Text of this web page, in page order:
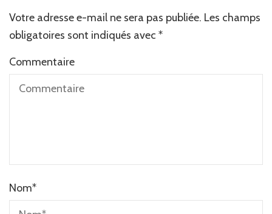
Votre adresse e-mail ne sera pas publiée. Les champs
obligatoires sont indiqués avec *
Commentaire
Nom*
Alternative: